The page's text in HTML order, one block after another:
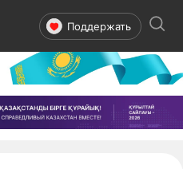
Поддержать